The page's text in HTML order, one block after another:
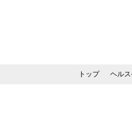
トップ ヘル